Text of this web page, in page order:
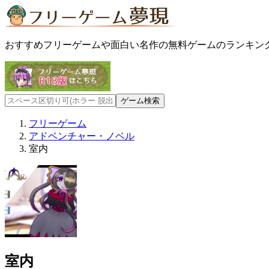
おすすめフリーゲームや面白い名作の無料ゲームのランキン
フリーゲーム
アドベンチャー・ノベル
室内
室内